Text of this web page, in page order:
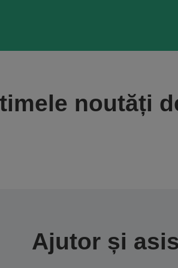
noutăți
Ajutor și